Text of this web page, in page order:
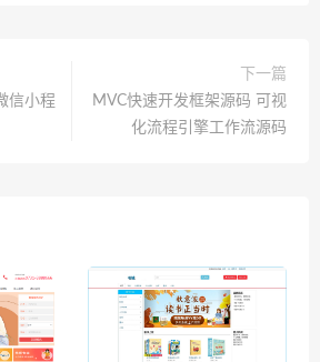
信小程
下一篇
MVC快速开发框架源码 可视
化流程引擎工作流源码